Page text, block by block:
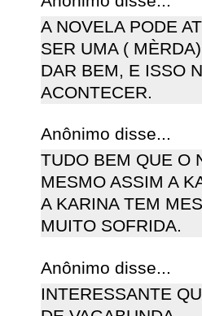
A NOVELA PODE
SER UMA (
DAR BEM, E ISSO
ACONTECER.
Anônimo disse...
TUDO BEM QUE O
MESMO ASSIM A
A KARINA TEM
MUITO SOFRIDA.
Anônimo disse...
INTERESSANTE